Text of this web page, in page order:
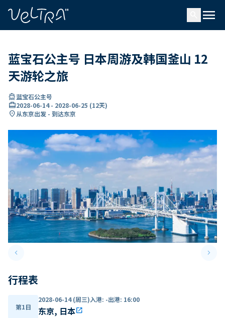
menu
蓝宝石公主号 日本周游及韩国釜山 12
天游轮之旅
directions_boat蓝宝石公主号
card_travel2028-06-14- 2028-06-25 (12天)
location_on从东京出发 - 到达东京
keyboard_arrow_leftPrevious slide keyboard_arrow_right
行程表
第1日
2028-06-14 (周三)入港: -出港: 16:00
东京, 日本open_in_new